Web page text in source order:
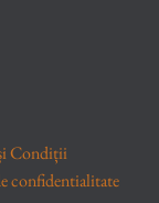
Condiții
confidentialitate